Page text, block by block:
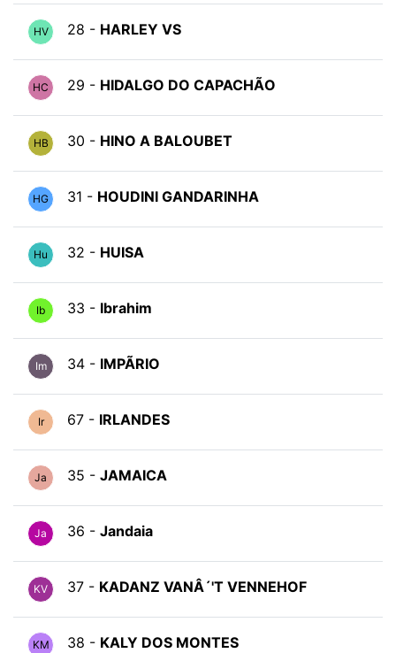
HV 28 - HARLEY VS
HC 29 - HIDALGO DO CAPACHÃO
HB 30 - HINO A BALOUBET
HG 31 - HOUDINI GANDARINHA
Hu 32 - HUISA
Ib 33 - Ibrahim
Im 34 - IMPÃRIO
Ir 67 - IRLANDES
Ja 35 - JAMAICA
Ja 36 - Jandaia
KV 37 - KADANZ VANÂ´'T VENNEHOF
KM 38 - KALY DOS MONTES